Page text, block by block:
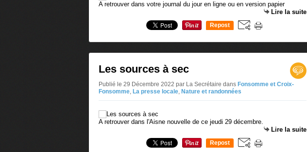
A retrouver dans votre journal du jour en ligne ou en version papier
Lire la suite
Repost
Les sources à sec
Publié le 29 Décembre 2022 par La Secrétaire dans Fonsomme et Croix-
Fonsomme, La presse locale, Nature et randonnées
A retrouver dans l'Aisne nouvelle de ce jeudi 29 décembre.
Lire la suite
Repost